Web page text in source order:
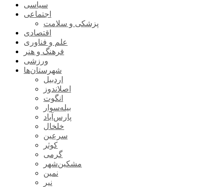
سیاسی
اجتماعی
پزشکی و سلامت
اقتصادی
علم و فناوری
فرهنگ و هنر
ورزشی
شهرستان‌ها
اردبیل
اصلاندوز
انگوت
بیله‌سوار
پارس‌آباد
خلخال
سرعین
کوثر
گرمی
مشکین‌شهر
نمین
نیر